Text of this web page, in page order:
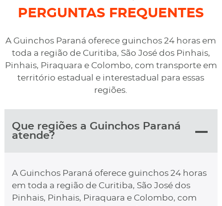
qualquer custo na maior boa vontade.
PERGUNTAS FREQUENTES
A Guinchos Paraná oferece guinchos 24 horas em
toda a região de Curitiba, São José dos Pinhais,
Pinhais, Piraquara e Colombo, com transporte em
território estadual e interestadual para essas
regiões.
Que regiões a Guinchos Paraná
atende?
A Guinchos Paraná oferece guinchos 24 horas
em toda a região de Curitiba, São José dos
Pinhais, Pinhais, Piraquara e Colombo, com